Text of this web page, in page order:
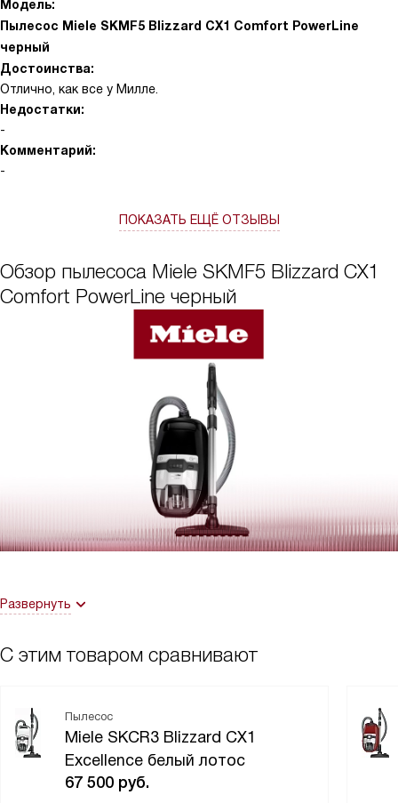
Модель:
Пылесос Miele SKMF5 Blizzard CX1 Comfort PowerLine
черный
Достоинства:
Отлично, как все у Милле.
Недостатки:
-
Комментарий:
-
ПОКАЗАТЬ ЕЩЁ ОТЗЫВЫ
Обзор пылесоса Miele SKMF5 Blizzard CX1
Comfort PowerLine черный
Развернуть
С этим товаром сравнивают
Пылесос
Miele SKCR3 Blizzard CX1
Excellence белый лотос
67 500 руб.